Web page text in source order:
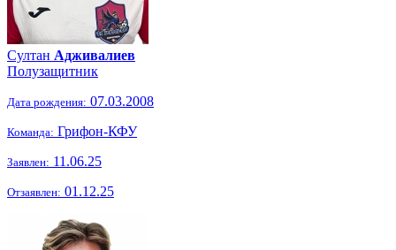
Султан Адживалиев
Полузащитник
Дата рождения: 07.03.2008
Команда: Грифон-КФУ
Заявлен: 11.06.25
Отзаявлен: 01.12.25